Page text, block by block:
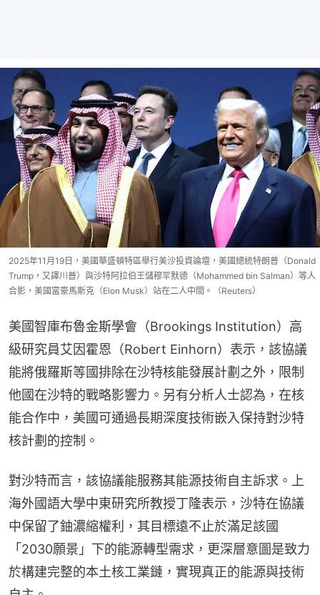
2025年11月19日，美國華盛頓特區舉行美沙投資論壇，美國總統特朗普（Donald
Trump，又譯川普）與沙特阿拉伯王儲穆罕默德（Mohammed bin Salman）等人
合影，美國富豪馬斯克（Elon Musk）站在二人中間。（Reuters）
美國智庫布魯金斯學會（Brookings Institution）高
級研究員艾因霍恩（Robert Einhorn）表示，該協議
能將俄羅斯等國排除在沙特核能發展計劃之外，限制
他國在沙特的戰略影響力。另有分析人士認為，在核
能合作中，美國可通過長期深度技術嵌入保持對沙特
核計劃的控制。
對沙特而言，該協議能服務其能源技術自主訴求。上
海外國語大學中東研究所教授丁隆表示，沙特在協議
中保留了鈾濃縮權利，其目標遠不止於滿足該國
「2030願景」下的能源轉型需求，更深層意圖是致力
於構建完整的本土核工業鏈，實現真正的能源與技術